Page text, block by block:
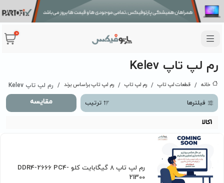
0
رم لپ تاپ Kelev
خانه قطعات لپ تاپ رم لپ تاپ رم لپ تاپ براساس برند رم لپ تاپ Kelev
فیلترها ترتیب مقایسه
1کالا
رم لپ تاپ 8 گیگابایت کلو DDR4-2666 PC4-
21300